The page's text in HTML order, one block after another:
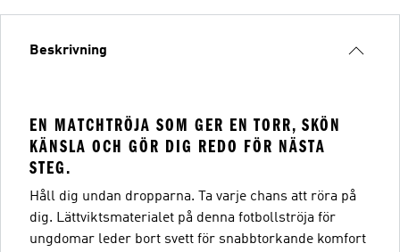
Beskrivning
EN MATCHTRÖJA SOM GER EN TORR, SKÖN
KÄNSLA OCH GÖR DIG REDO FÖR NÄSTA
STEG.
Håll dig undan dropparna. Ta varje chans att röra på
dig. Lättviktsmaterialet på denna fotbollströja för
ungdomar leder bort svett för snabbtorkande komfort